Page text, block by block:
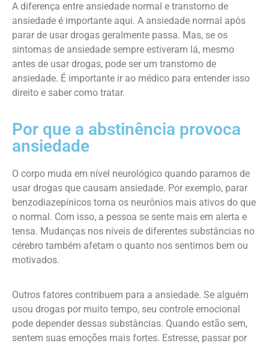
A diferença entre ansiedade normal e transtorno de
ansiedade é importante aqui. A ansiedade normal após
parar de usar drogas geralmente passa. Mas, se os
sintomas de ansiedade sempre estiveram lá, mesmo
antes de usar drogas, pode ser um transtorno de
ansiedade. É importante ir ao médico para entender isso
direito e saber como tratar.
Por que a abstinência provoca
ansiedade
O corpo muda em nível neurológico quando paramos de
usar drogas que causam ansiedade. Por exemplo, parar
benzodiazepínicos torna os neurônios mais ativos do que
o normal. Com isso, a pessoa se sente mais em alerta e
tensa. Mudanças nos níveis de diferentes substâncias no
cérebro também afetam o quanto nos sentimos bem ou
motivados.
Outros fatores contribuem para a ansiedade. Se alguém
usou drogas por muito tempo, seu controle emocional
pode depender dessas substâncias. Quando estão sem,
sentem suas emoções mais fortes. Estresse, passar por